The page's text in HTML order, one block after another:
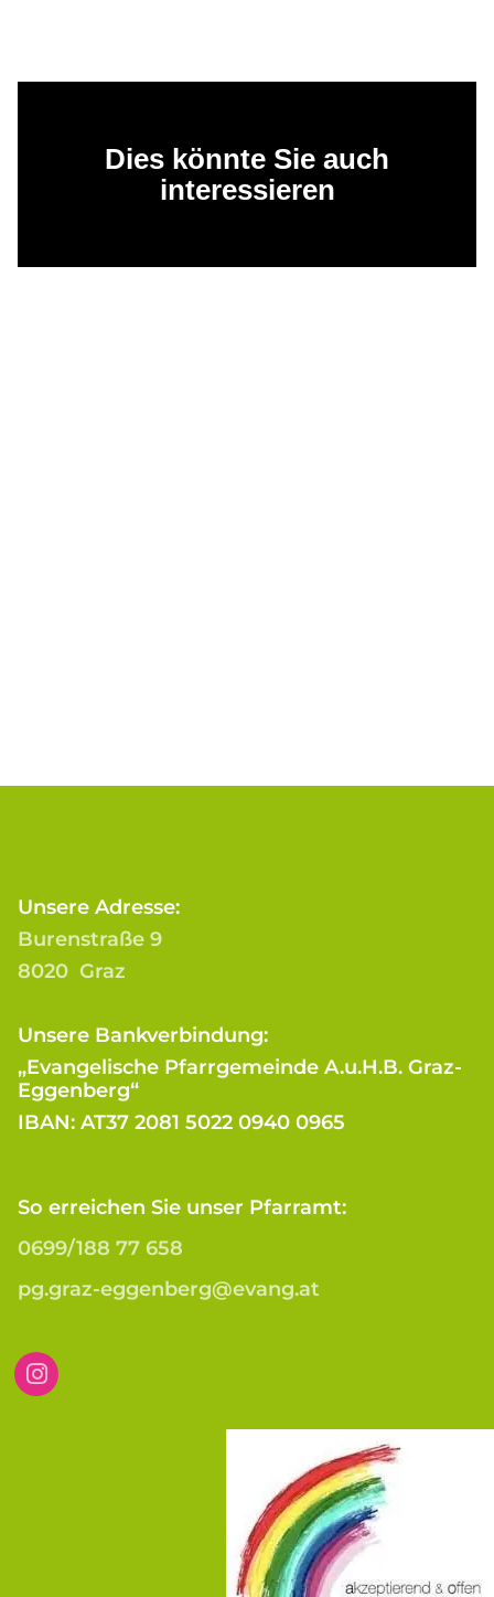
Dies könnte Sie auch
interessieren
Unsere Adresse:
Burenstraße 9
8020 Graz
Unsere Bankverbindung:
„Evangelische Pfarrgemeinde A.u.H.B. Graz-
Eggenberg“
IBAN: AT37 2081 5022 0940 0965
So erreichen Sie unser Pfarramt:
0699/188 77 658
pg.graz-eggenberg@evang.at